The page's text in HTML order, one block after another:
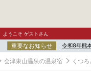
ようこそ ゲストさん
重要なお知らせ 令和8年熊
会津東山温泉の温泉宿 くつ